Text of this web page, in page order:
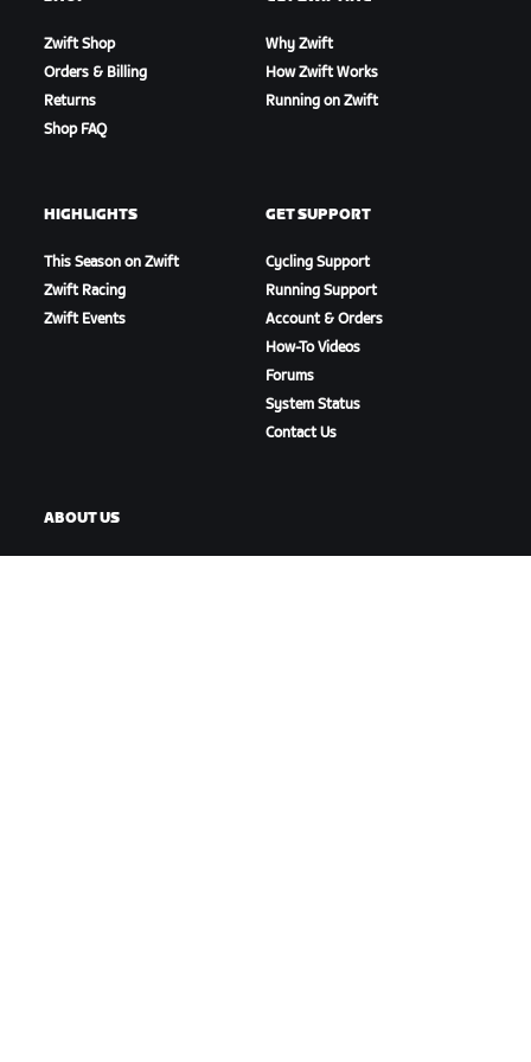
Zwift Shop
Orders & Billing
Returns
Shop FAQ
Why Zwift
How Zwift Works
Running on Zwift
HIGHLIGHTS
This Season on Zwift
Zwift Racing
Zwift Events
GET SUPPORT
Cycling Support
Running Support
Account & Orders
How-To Videos
Forums
System Status
Contact Us
ABOUT US